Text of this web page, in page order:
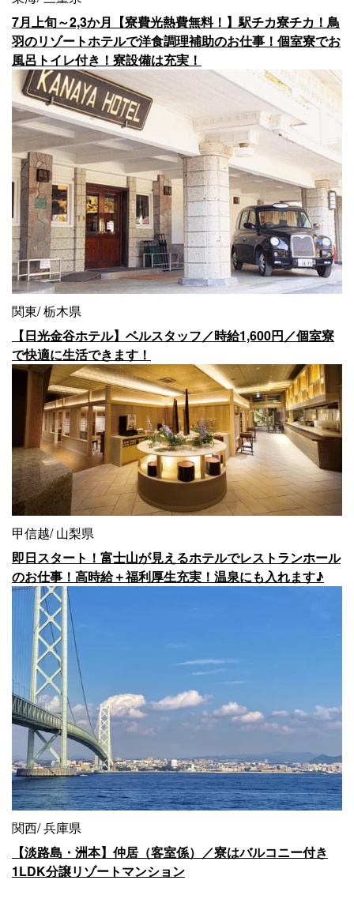
7月上旬～2,3か月【寮費光熱費無料！】駅チカ寮チカ！鳥
羽のリゾートホテルで洋食調理補助のお仕事！個室寮でお
風呂トイレ付き！寮設備は充実！
関東 栃木県
【日光金谷ホテル】ベルスタッフ／時給1,600円／個室寮
で快適に生活できます！
甲信越 山梨県
即日スタート！富士山が見えるホテルでレストランホール
のお仕事！高時給＋福利厚生充実！温泉にも入れます♪
関西 兵庫県
【淡路島・洲本】仲居（客室係）／寮はバルコニー付き
1LDK分譲リゾートマンション